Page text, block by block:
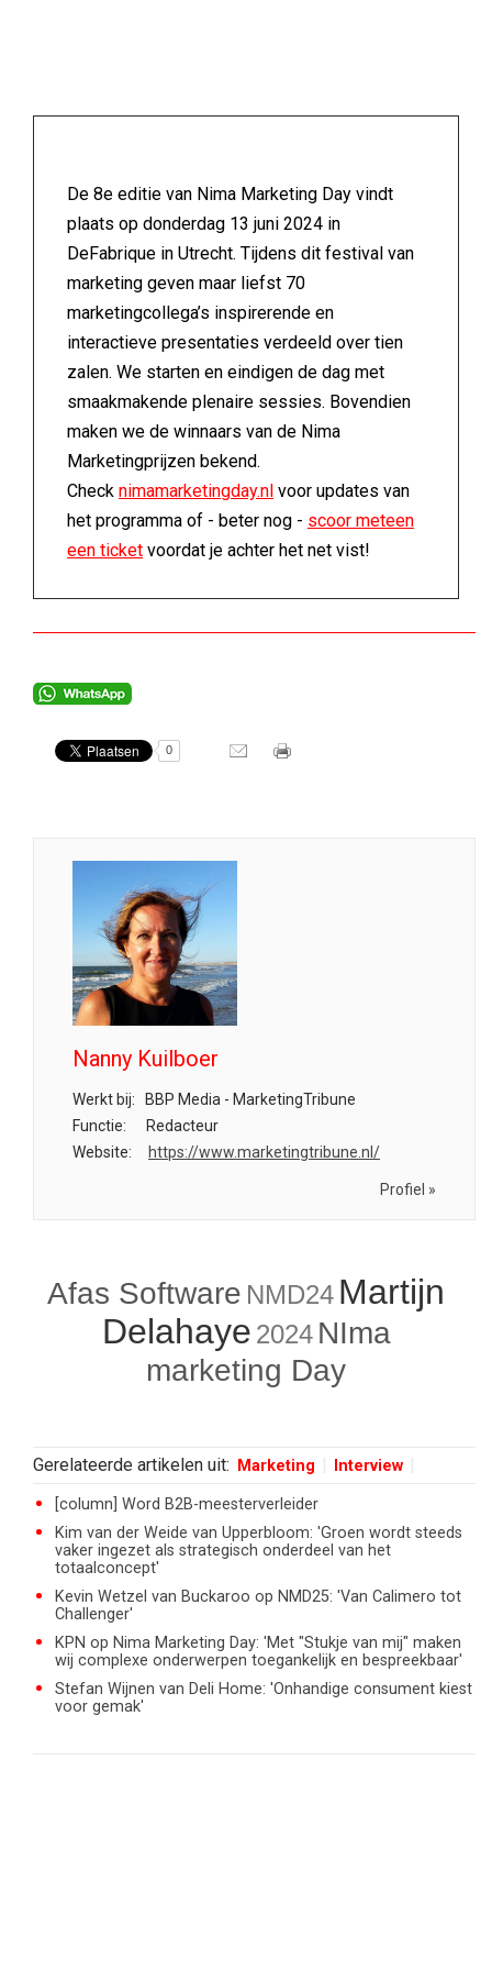
De 8e editie van Nima Marketing Day vindt
plaats op donderdag 13 juni 2024 in
DeFabrique in Utrecht. Tijdens dit festival van
marketing geven maar liefst 70
marketingcollega’s inspirerende en
interactieve presentaties verdeeld over tien
zalen. We starten en eindigen de dag met
smaakmakende plenaire sessies. Bovendien
maken we de winnaars van de Nima
Marketingprijzen bekend.
Check nimamarketingday.nl voor updates van
het programma of - beter nog - scoor meteen
een ticket voordat je achter het net vist!
0
Nanny Kuilboer
Werkt bij:
BBP Media - MarketingTribune
Functie:
Redacteur
Website:
https://www.marketingtribune.nl/
Profiel »
Afas Software NMD24 Martijn
Delahaye 2024 NIma
marketing Day
Gerelateerde artikelen uit: Marketing Interview
[column] Word B2B-meesterverleider
Kim van der Weide van Upperbloom: 'Groen wordt steeds
vaker ingezet als strategisch onderdeel van het
totaalconcept'
Kevin Wetzel van Buckaroo op NMD25: 'Van Calimero tot
Challenger'
KPN op Nima Marketing Day: 'Met "Stukje van mij" maken
wij complexe onderwerpen toegankelijk en bespreekbaar'
Stefan Wijnen van Deli Home: 'Onhandige consument kiest
voor gemak'